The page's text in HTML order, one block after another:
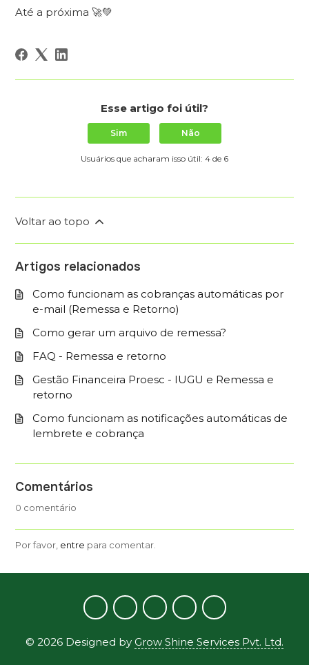
Até a próxima 🚀💚
Esse artigo foi útil?
Sim Não
Usuários que acharam isso útil: 4 de 6
Voltar ao topo
Artigos relacionados
Como funcionam as cobranças automáticas por
e-mail (Remessa e Retorno)
Como gerar um arquivo de remessa?
FAQ - Remessa e retorno
Gestão Financeira Proesc - IUGU e Remessa e
retorno
Como funcionam as notificações automáticas de
lembrete e cobrança
Comentários
0 comentário
Por favor, entre para comentar.
© 2026 Designed by Grow Shine Services Pvt. Ltd.